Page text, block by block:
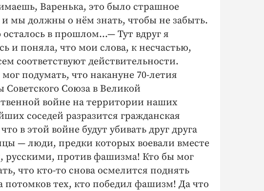
Варенька, это было страшное
и мы должны о нём знать, чтобы не забыть.
в прошлом…— Тут вдруг я
и поняла, что мои слова, к несчастью,
соответствуют действительности.
подумать, что накануне 70-летия
Советского Союза в Великой
войне на территории наших
соседей разразится гражданская
в этой войне будут убивать друг друга
— люди, предки которых воевали вместе
русскими, против фашизма! Кто бы мог
что кто-то снова осмелится поднять
потомков тех, кто победил фашизм! Да что